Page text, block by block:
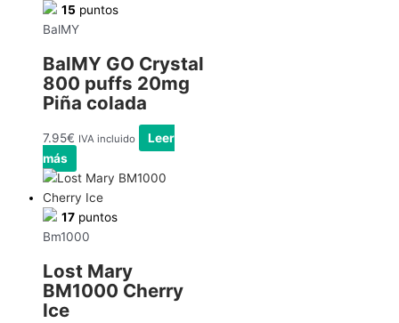
15 puntos
BalMY
BalMY GO Crystal
800 puffs 20mg
Piña colada
7.95€ IVA incluido
Leer
más
17 puntos
Bm1000
Lost Mary
BM1000 Cherry
Ice